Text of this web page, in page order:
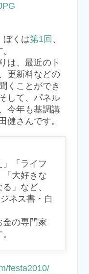
ぼくは第1回 、
は、最近のト
更新料などの
くことができ
して、パネル
今年も基調講
健さんです。
」「ライフ
「大好きな
」など、
ネス書・自
金の専門家
festa2010/